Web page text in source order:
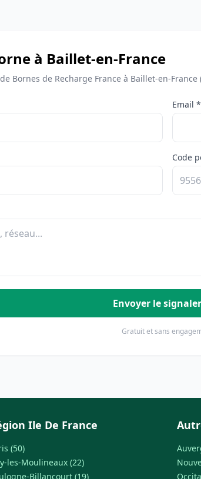
à Baillet-en-France
Bornes de Recharge France à Baillet-en-France
Email *
Code
Envoyer le
Gratuit et sans
Ile De France
(50)
les-Moulineaux (22)
Billancourt (19)